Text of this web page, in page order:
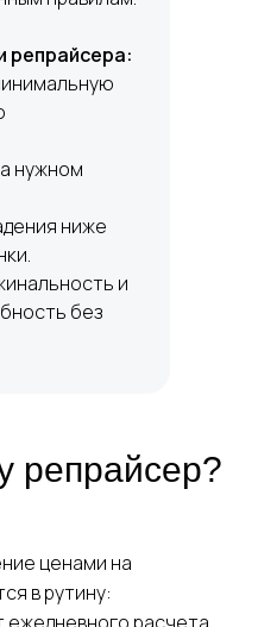
репрайсера:
нужном
ниже
и
без
репрайсер?
ценами на
в рутину: